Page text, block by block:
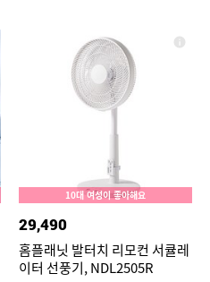
10대 여성이 좋아해요
29,490
홈플래닛 발터치 리모컨 서큘레
이터 선풍기, NDL2505R